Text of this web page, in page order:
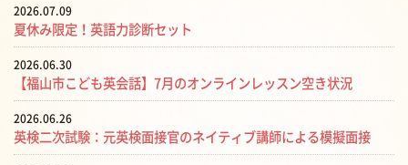
2026.07.09
夏休み限定！英語力診断セット
2026.06.30
【福山市こども英会話】7月のオンラインレッスン空き状況
2026.06.26
英検二次試験：元英検面接官のネイティブ講師による模擬面接